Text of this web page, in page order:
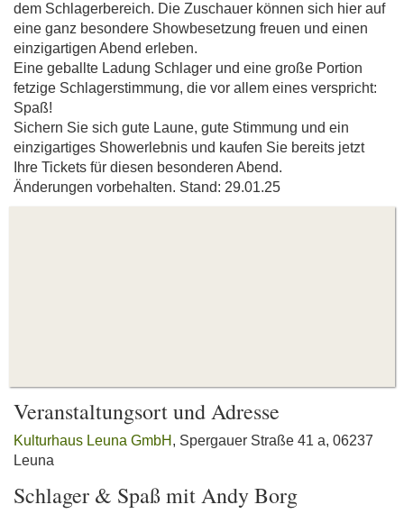
dem Schlagerbereich. Die Zuschauer können sich hier auf
eine ganz besondere Showbesetzung freuen und einen
einzigartigen Abend erleben.
Eine geballte Ladung Schlager und eine große Portion
fetzige Schlagerstimmung, die vor allem eines verspricht:
Spaß!
Sichern Sie sich gute Laune, gute Stimmung und ein
einzigartiges Showerlebnis und kaufen Sie bereits jetzt
Ihre Tickets für diesen besonderen Abend.
Änderungen vorbehalten. Stand: 29.01.25
Veranstaltungsort und Adresse
Kulturhaus Leuna GmbH , Spergauer Straße 41 a, 06237
Leuna
Schlager & Spaß mit Andy Borg